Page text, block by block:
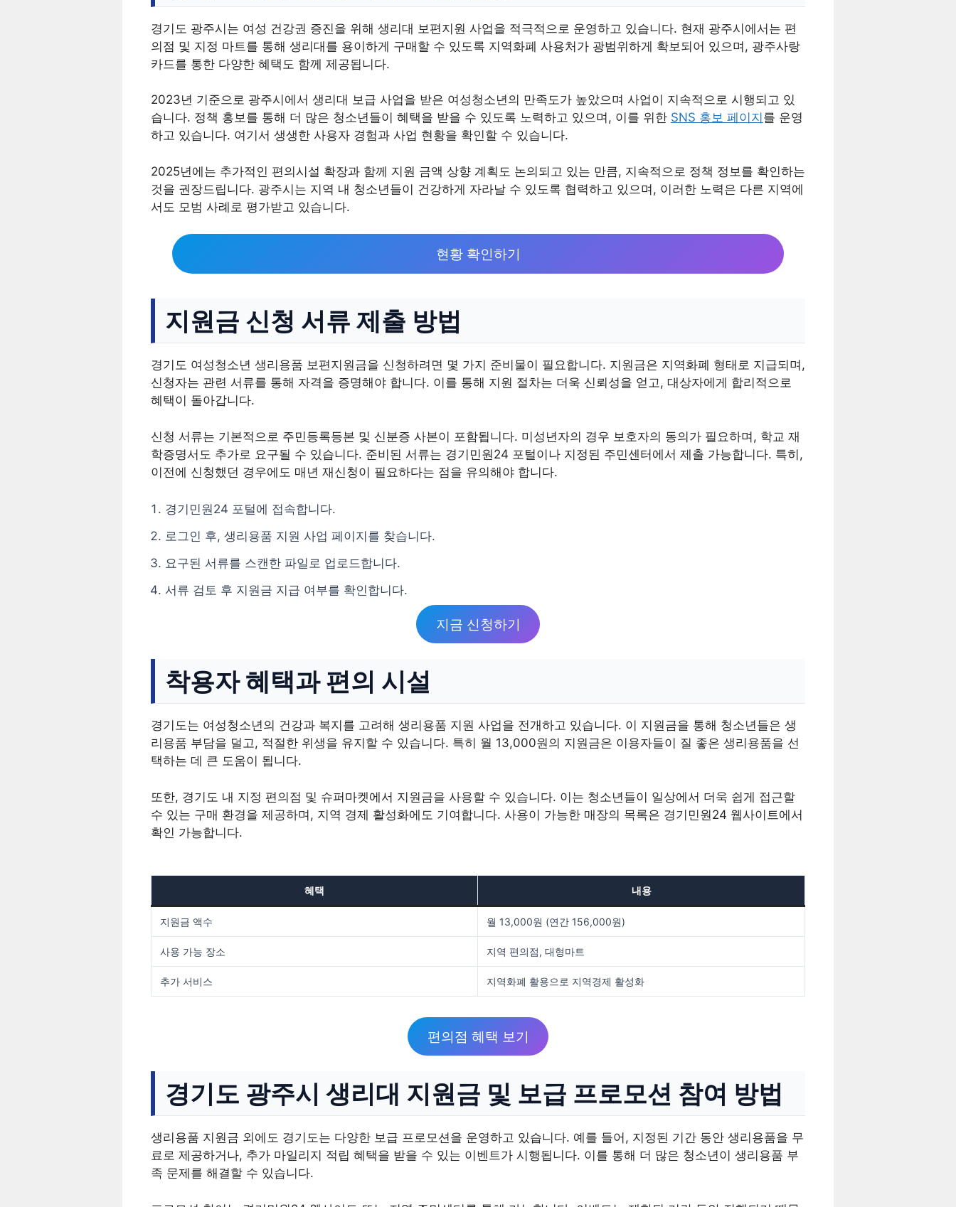
경기도 광주시는 여성 건강권 증진을 위해 생리대 보편지원 사업을 적극적으로 운영하고 있습니다. 현재 광주시에서는 편
의점 및 지정 마트를 통해 생리대를 용이하게 구매할 수 있도록 지역화폐 사용처가 광범위하게 확보되어 있으며, 광주사랑
카드를 통한 다양한 혜택도 함께 제공됩니다.
2023년 기준으로 광주시에서 생리대 보급 사업을 받은 여성청소년의 만족도가 높았으며 사업이 지속적으로 시행되고 있
습니다. 정책 홍보를 통해 더 많은 청소년들이 혜택을 받을 수 있도록 노력하고 있으며, 이를 위한 SNS 홍보 페이지 를 운영
하고 있습니다. 여기서 생생한 사용자 경험과 사업 현황을 확인할 수 있습니다.
2025년에는 추가적인 편의시설 확장과 함께 지원 금액 상향 계획도 논의되고 있는 만큼, 지속적으로 정책 정보를 확인하는
것을 권장드립니다. 광주시는 지역 내 청소년들이 건강하게 자라날 수 있도록 협력하고 있으며, 이러한 노력은 다른 지역에
서도 모범 사례로 평가받고 있습니다.
현황 확인하기
지원금 신청 서류 제출 방법
경기도 여성청소년 생리용품 보편지원금을 신청하려면 몇 가지 준비물이 필요합니다. 지원금은 지역화폐 형태로 지급되며,
신청자는 관련 서류를 통해 자격을 증명해야 합니다. 이를 통해 지원 절차는 더욱 신뢰성을 얻고, 대상자에게 합리적으로
혜택이 돌아갑니다.
신청 서류는 기본적으로 주민등록등본 및 신분증 사본이 포함됩니다. 미성년자의 경우 보호자의 동의가 필요하며, 학교 재
학증명서도 추가로 요구될 수 있습니다. 준비된 서류는 경기민원24 포털이나 지정된 주민센터에서 제출 가능합니다. 특히,
이전에 신청했던 경우에도 매년 재신청이 필요하다는 점을 유의해야 합니다.
경기민원24 포털에 접속합니다.
로그인 후, 생리용품 지원 사업 페이지를 찾습니다.
요구된 서류를 스캔한 파일로 업로드합니다.
서류 검토 후 지원금 지급 여부를 확인합니다.
지금 신청하기
착용자 혜택과 편의 시설
경기도는 여성청소년의 건강과 복지를 고려해 생리용품 지원 사업을 전개하고 있습니다. 이 지원금을 통해 청소년들은 생
리용품 부담을 덜고, 적절한 위생을 유지할 수 있습니다. 특히 월 13,000원의 지원금은 이용자들이 질 좋은 생리용품을 선
택하는 데 큰 도움이 됩니다.
또한, 경기도 내 지정 편의점 및 슈퍼마켓에서 지원금을 사용할 수 있습니다. 이는 청소년들이 일상에서 더욱 쉽게 접근할
수 있는 구매 환경을 제공하며, 지역 경제 활성화에도 기여합니다. 사용이 가능한 매장의 목록은 경기민원24 웹사이트에서
확인 가능합니다.
혜택 내용
지원금 액수 월 13,000원 (연간 156,000원)
사용 가능 장소 지역 편의점, 대형마트
추가 서비스 지역화폐 활용으로 지역경제 활성화
편의점 혜택 보기
경기도 광주시 생리대 지원금 및 보급 프로모션 참여 방법
생리용품 지원금 외에도 경기도는 다양한 보급 프로모션을 운영하고 있습니다. 예를 들어, 지정된 기간 동안 생리용품을 무
료로 제공하거나, 추가 마일리지 적립 혜택을 받을 수 있는 이벤트가 시행됩니다. 이를 통해 더 많은 청소년이 생리용품 부
족 문제를 해결할 수 있습니다.